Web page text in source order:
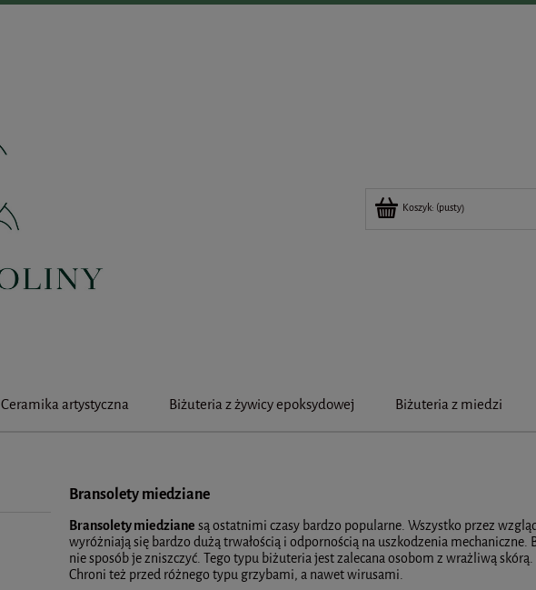
Koszyk: (pusty)
Ceramika artystyczna Biżuteria z żywicy epoksydowej Biżuteria z miedzi
Bransolety miedziane
Bransolety miedziane są ostatnimi czasy bardzo popularne. Wszystko przez
wyróżniają się bardzo dużą trwałością i odpornością na uszkodzenia
nie sposób je zniszczyć. Tego typu biżuteria jest zalecana osobom z wrażliwą
Chroni też przed różnego typu grzybami, a nawet wirusami.